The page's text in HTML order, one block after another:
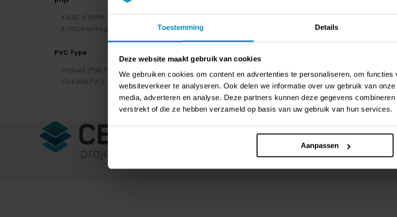
Toestemming Details
Deze website maakt gebruik van cookies
We gebruiken cookies om content en advertenties te personaliseren, om
websiteverkeer te analyseren. Ook delen we informatie over uw gebruik van
media, adverteren en analyse. Deze partners kunnen deze gegevens
verstrekt of die ze hebben verzameld op basis van uw gebruik van hun services.
Aanpassen
0%
€ 147,73 0%
€ 95,64 0%
€ 93,96
Toon
€ 0,00 - € 99,99 2producten
€ 100,00 en hoger
PVC Type
Dryback (Plak PVC) 3 producten
Click (Klik PVC) 3 producten